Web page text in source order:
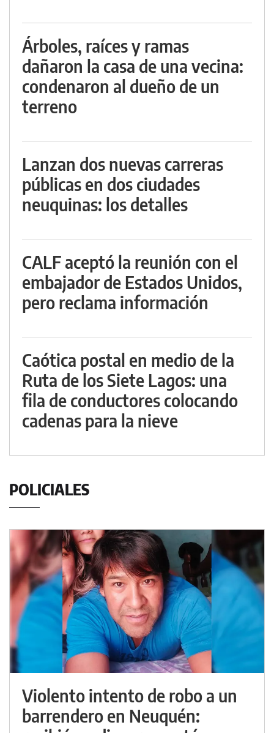
Árboles, raíces y ramas
dañaron la casa de una vecina:
condenaron al dueño de un
terreno
Lanzan dos nuevas carreras
públicas en dos ciudades
neuquinas: los detalles
CALF aceptó la reunión con el
embajador de Estados Unidos,
pero reclama información
Caótica postal en medio de la
Ruta de los Siete Lagos: una
fila de conductores colocando
cadenas para la nieve
POLICIALES
Violento intento de robo a un
barrendero en Neuquén: